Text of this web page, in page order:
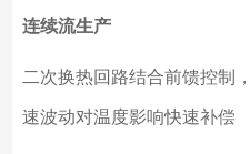
连续流生产
二次换热回路结合前馈控制
速波动对温度影响快速补偿